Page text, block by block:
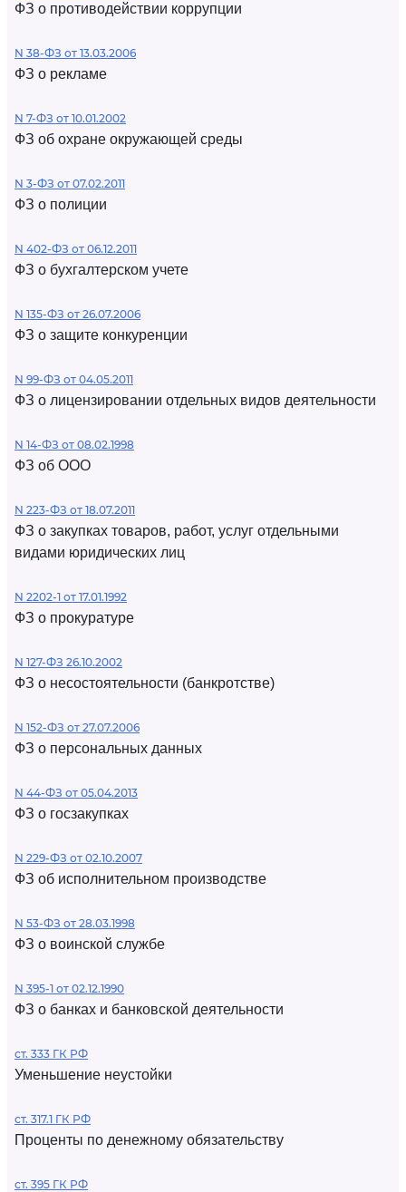
ФЗ о противодействии коррупции
N 38-ФЗ от 13.03.2006
ФЗ о рекламе
N 7-ФЗ от 10.01.2002
ФЗ об охране окружающей среды
N 3-ФЗ от 07.02.2011
ФЗ о полиции
N 402-ФЗ от 06.12.2011
ФЗ о бухгалтерском учете
N 135-ФЗ от 26.07.2006
ФЗ о защите конкуренции
N 99-ФЗ от 04.05.2011
ФЗ о лицензировании отдельных видов деятельности
N 14-ФЗ от 08.02.1998
ФЗ об ООО
N 223-ФЗ от 18.07.2011
ФЗ о закупках товаров, работ, услуг отдельными
видами юридических лиц
N 2202-1 от 17.01.1992
ФЗ о прокуратуре
N 127-ФЗ 26.10.2002
ФЗ о несостоятельности (банкротстве)
N 152-ФЗ от 27.07.2006
ФЗ о персональных данных
N 44-ФЗ от 05.04.2013
ФЗ о госзакупках
N 229-ФЗ от 02.10.2007
ФЗ об исполнительном производстве
N 53-ФЗ от 28.03.1998
ФЗ о воинской службе
N 395-1 от 02.12.1990
ФЗ о банках и банковской деятельности
ст. 333 ГК РФ
Уменьшение неустойки
ст. 317.1 ГК РФ
Проценты по денежному обязательству
ст. 395 ГК РФ